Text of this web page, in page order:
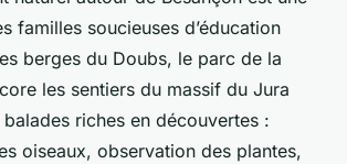
familles soucieuses d’éducation
berges du Doubs, le parc de la
les sentiers du massif du Jura
riches en découvertes :
oiseaux, observation des plantes,